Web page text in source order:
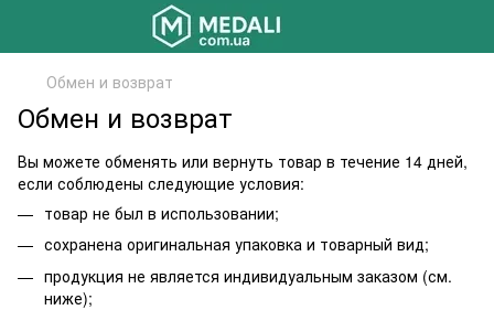
Обмен и возврат
Обмен и возврат
Вы можете обменять или вернуть товар в течение 14 дней,
если соблюдены следующие условия:
товар не был в использовании;
сохранена оригинальная упаковка и товарный вид;
продукция не является индивидуальным заказом (см.
ниже);